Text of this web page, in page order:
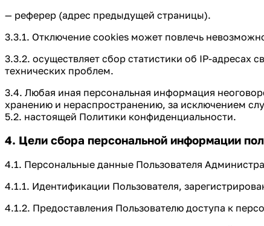
— реферер (адрес предыдущей страницы).
3.3.1. Отключение cookies может повлечь
3.3.2. осуществляет сбор статистики об IP-
технических проблем.
3.4. Любая иная персональная информация
хранению и нераспространению, за исключением
5.2. настоящей Политики конфиденциальности.
4. Цели сбора персональной информации
4.1. Персональные данные Пользователя
4.1.1. Идентификации Пользователя,
4.1.2. Предоставления Пользователю доступа к